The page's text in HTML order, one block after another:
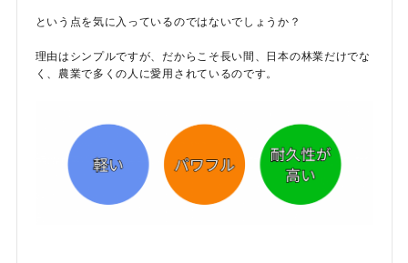
という点を気に入っているのではないでしょうか？
理由はシンプルですが、だからこそ長い間、日本の林業だけでな
く、農業で多くの人に愛用されているのです。